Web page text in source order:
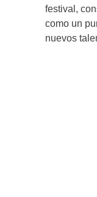
festival,
como un
nuevos